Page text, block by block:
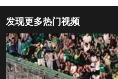
发现更多热门视频